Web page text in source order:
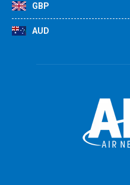
GBP
AUD